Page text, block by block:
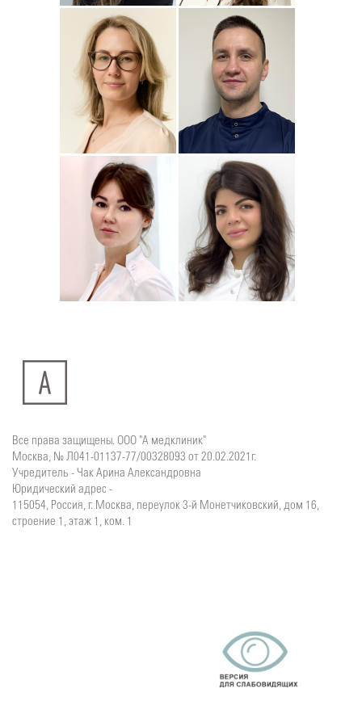
Анастасия
Подробнеео
Сейфетдинова
Юлия
Стоматолог-ортодонт
Подробнеео
Симонов
Стоматолог детский
Подробнее о
Ситдикова
Стоматолог-хирург
Подробнеео
Тумасян
Стоматолог-терапевт
Все права защищены. ООО "А медклиник"
Москва, № Л041-01137-77/00328093 от 20.02.2021г.
Учредитель - Чак Арина Александровна
Юридический адрес -
115054, Россия, г. Москва, переулок 3-й Монетчиковский, дом 16,
строение 1, этаж 1, ком. 1